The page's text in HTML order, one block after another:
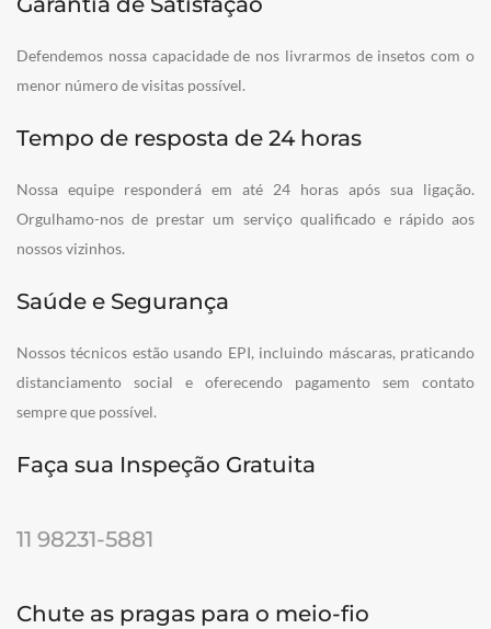
Defendemos nossa capacidade de nos livrarmos de insetos com o
menor número de visitas possível.
Tempo de resposta de 24 horas
Nossa equipe responderá em até 24 horas após sua ligação.
Orgulhamo-nos de prestar um serviço qualificado e rápido aos
nossos vizinhos.
Saúde e Segurança
Nossos técnicos estão usando EPI, incluindo máscaras, praticando
distanciamento social e oferecendo pagamento sem contato
sempre que possível.
Faça sua Inspeção Gratuita
11 98231-5881
Chute as pragas para o meio-fio